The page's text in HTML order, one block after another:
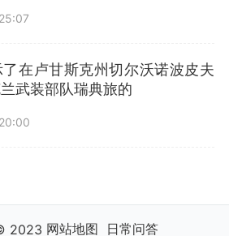
在卢甘斯克州切尔沃诺波皮夫
武装部队瑞典旅的
2023 网站地图 日常问答